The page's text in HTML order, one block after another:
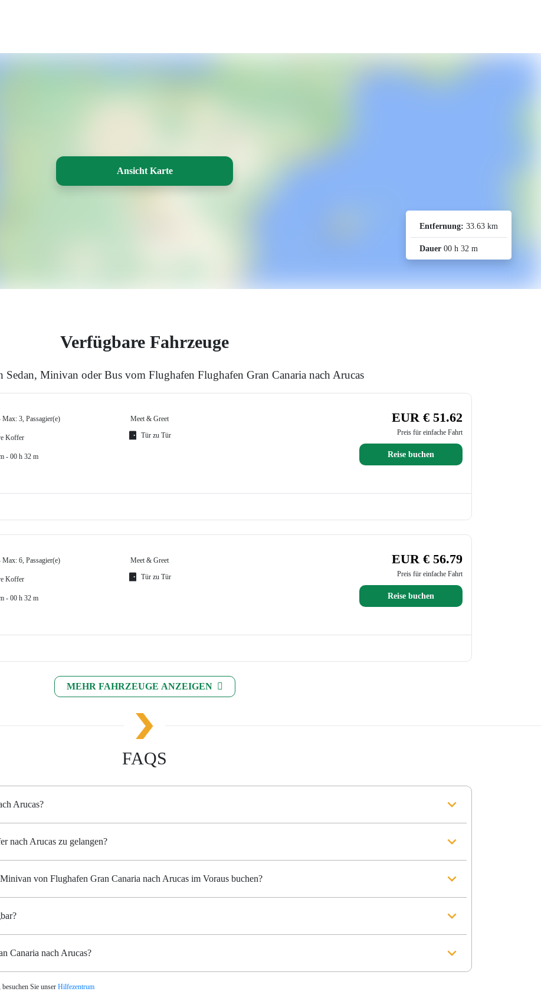
Ansicht Karte
Entfernung: 33.63 km
Dauer 00 h 32 m
Verfügbare Fahrzeuge
Sedan, Minivan oder Bus vom Flughafen Flughafen Gran Canaria nach Arucas
3, Passagier(e)
Koffer
- 00 h 32 m
Meet & Greet
Tür zu Tür
EUR € 51.62
Preis für einfache Fahrt
Reise buchen
6, Passagier(e)
Koffer
- 00 h 32 m
Meet & Greet
Tür zu Tür
EUR € 56.79
Preis für einfache Fahrt
Reise buchen
MEHR FAHRZEUGE ANZEIGEN
FAQS
Arucas?
nach Arucas zu gelangen?
von Flughafen Gran Canaria nach Arucas im Voraus buchen?
Canaria nach Arucas?
Sie unser Hilfezentrum